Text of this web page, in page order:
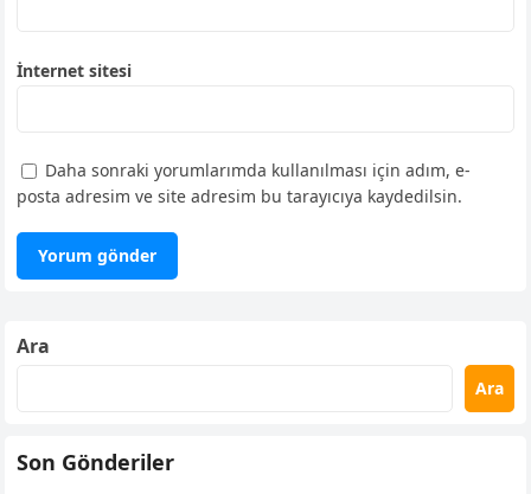
İnternet sitesi
Daha sonraki yorumlarımda kullanılması için adım, e-
posta adresim ve site adresim bu tarayıcıya kaydedilsin.
Ara
Ara
Son Gönderiler